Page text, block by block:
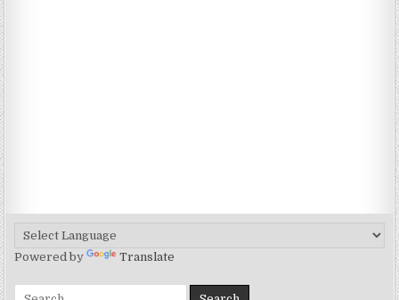
Powered by Translate
Search for: